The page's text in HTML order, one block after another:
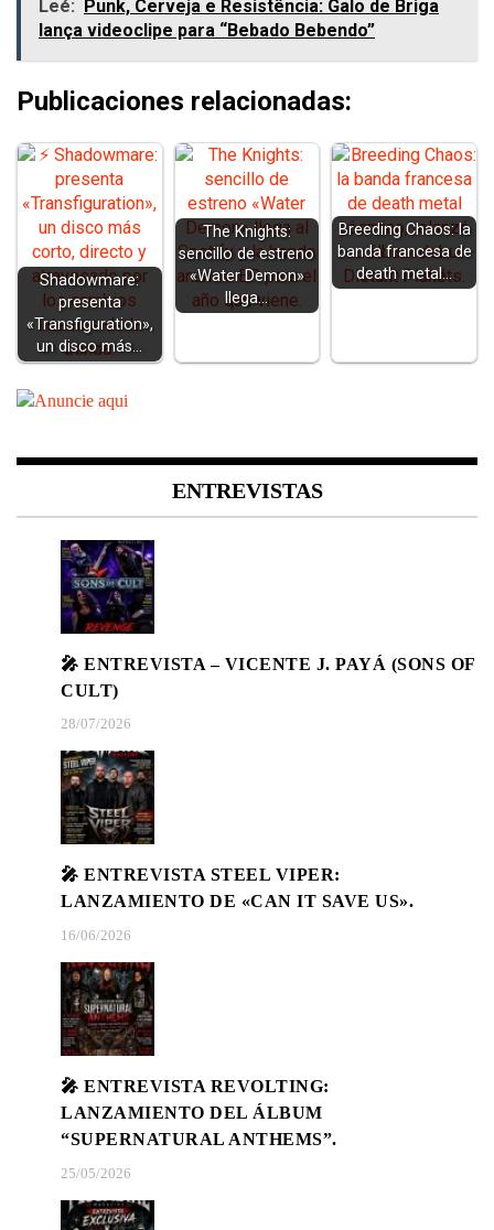
Leé:
Punk, Cerveja e Resistência: Galo de Briga
lança videoclipe para “Bebado Bebendo”
Publicaciones relacionadas:
Shadowmare:
presenta
«Transfiguration»,
un disco más…
The Knights:
sencillo de estreno
«Water Demon»
llega…
Breeding Chaos: la
banda francesa de
death metal…
ENTREVISTAS
🎤 ENTREVISTA – VICENTE J. PAYÁ (SONS OF
CULT)
28/07/2026
🎤 ENTREVISTA STEEL VIPER:
LANZAMIENTO DE «CAN IT SAVE US».
16/06/2026
🎤 ENTREVISTA REVOLTING:
LANZAMIENTO DEL ÁLBUM
“SUPERNATURAL ANTHEMS”.
25/05/2026